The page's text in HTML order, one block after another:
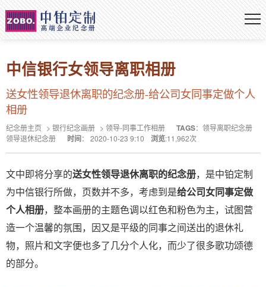
中信银行女领导离职相册
送女性领导退休离职的纪念册-给公司女同事定做个人
相册
纪念册主页 > 银行纪念画册 > 领导-同事工作相册 TAGS： 领导离职纪念册
领导退休纪念册
时间： 2020-10-23 9:10 浏览:11,962次
文中即将分享的送女性领导退休离职的纪念册，是中铂定制
为中信银行所做，页数并不多，考虑到是给公司女同事定做
个人相册，整本画册的主题色调以红色和粉色为主，试图营
造一个温馨的氛围，因又是平级的同事之间送出的退休礼
物，照片和文字便也多了几分个人化，而少了很多歌功颂德
的部分。